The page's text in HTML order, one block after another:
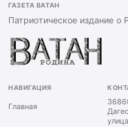
ГАЗЕТА ВАТАН
Патриотическое издание о
НАВИГАЦИЯ
Главная